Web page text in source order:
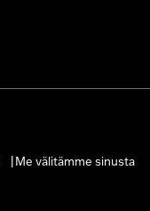
Me välitämme sinusta